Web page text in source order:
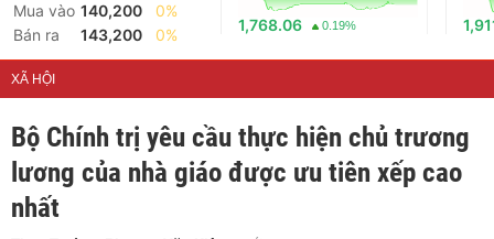
Mua vào 140,200
0%
Bán ra
143,200 0%
1,768.06 0.19%
XÃ HỘI
Bộ Chính trị yêu cầu thực hiện chủ trương
lương của nhà giáo được ưu tiên xếp cao
nhất